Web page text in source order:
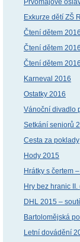
Prvomájové
Exkurze dětí ZŠ
Čtení dětem
Čtení dětem
Čtení dětem
Karneval 2016
Ostatky 2016
Vánoční divadlo
Setkání seniorů
Cesta za poklady
Hody 2015
Hrátky s čertem
Hry bez hranic
DHL 2015 –
Bartolomějská
Letní dovádění